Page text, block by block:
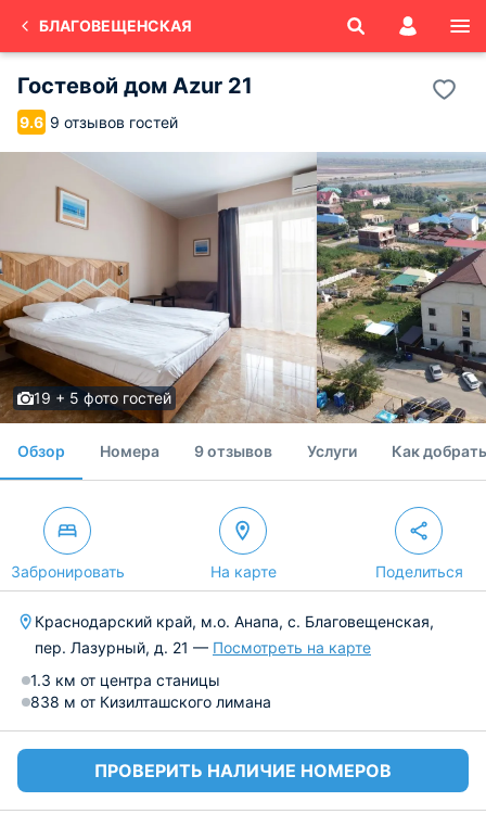
БЛАГОВЕЩЕНСКАЯ
Гостевой дом Azur 21
9.6 9 отзывов гостей
19 + 5 фото гостей
Обзор Номера 9 отзывов Услуги Как
Забронировать На карте Поделиться
Краснодарский край, м.о. Анапа, с. Благовещенская,
пер. Лазурный, д. 21 — Посмотреть на карте
1.3 км от центра станицы
838 м от Кизилташского лимана
ПРОВЕРИТЬ НАЛИЧИЕ НОМЕРОВ